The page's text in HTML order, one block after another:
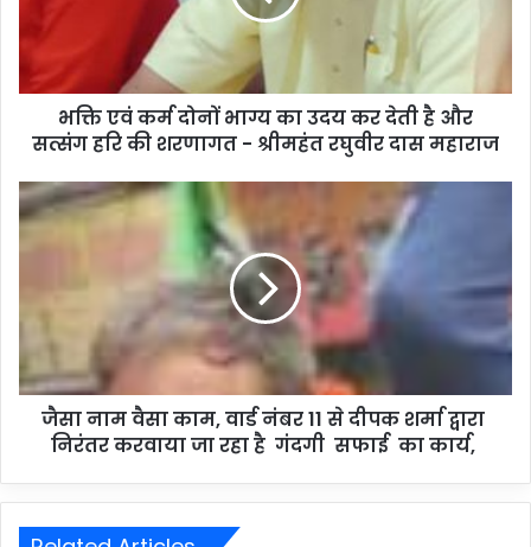
भक्ति एवं कर्म दोनों भाग्य का उदय कर देती है और
सत्संग हरि की शरणागत - श्रीमहंत रघुवीर दास महाराज
जैसा नाम वैसा काम, वार्ड नंबर 11 से दीपक शर्मा द्वारा
निरंतर करवाया जा रहा है गंदगी सफाई का कार्य,